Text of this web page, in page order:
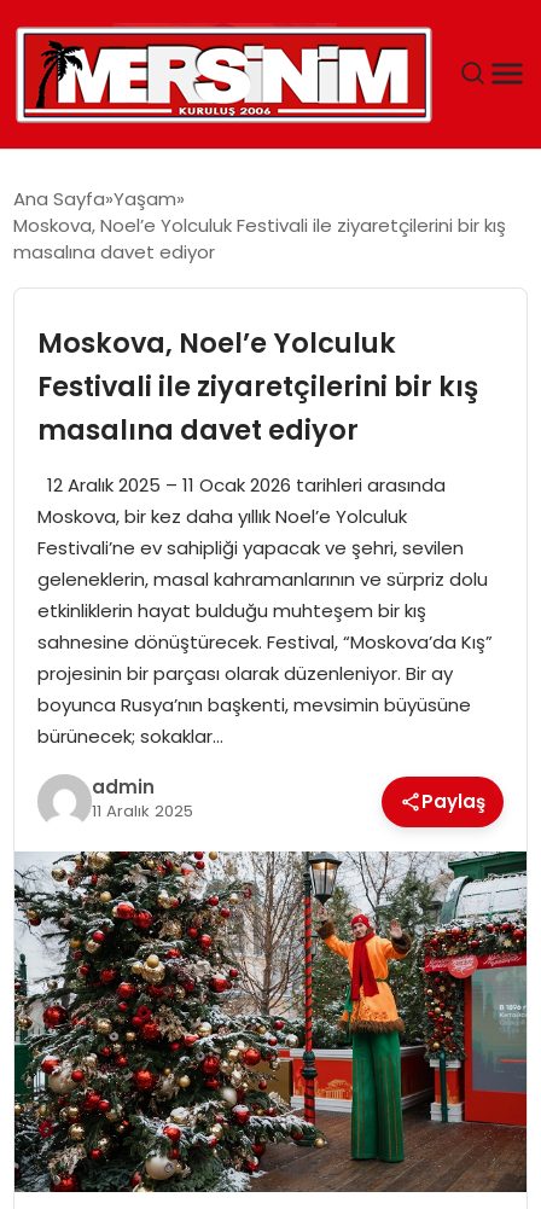
YAŞAM
EĞITIM
SPOR
EKONOMI
MAGAZIN
DÜNYA
OTOMOBIL
Ana Sayfa Yaşam
Moskova, Noel’e Yolculuk Festivali ile ziyaretçilerini bir kış
masalına davet ediyor
Moskova, Noel’e Yolculuk
Festivali ile ziyaretçilerini bir kış
masalına davet ediyor
12 Aralık 2025 – 11 Ocak 2026 tarihleri arasında
Moskova, bir kez daha yıllık Noel’e Yolculuk
Festivali’ne ev sahipliği yapacak ve şehri, sevilen
geleneklerin, masal kahramanlarının ve sürpriz dolu
etkinliklerin hayat bulduğu muhteşem bir kış
sahnesine dönüştürecek. Festival, “Moskova’da Kış”
projesinin bir parçası olarak düzenleniyor. Bir ay
boyunca Rusya’nın başkenti, mevsimin büyüsüne
bürünecek; sokaklar…
admin
11 Aralık 2025 Paylaş